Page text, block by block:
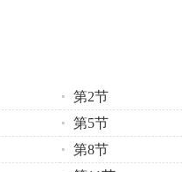
第2节
第5节
第8节